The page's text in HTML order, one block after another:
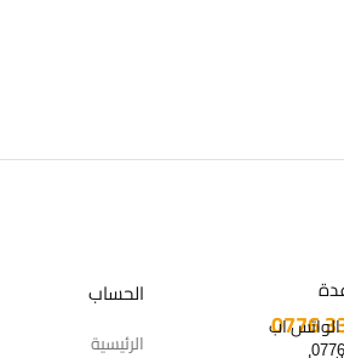
الواتس اب
الحساب
الرئيسية